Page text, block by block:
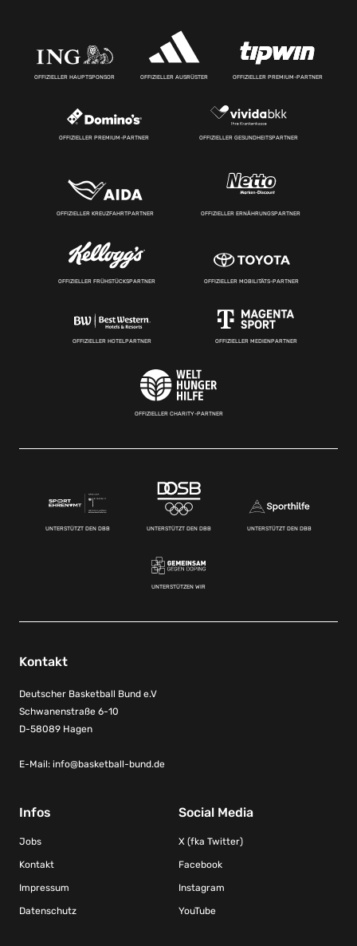
OFFIZIELLER HAUPTSPONSOR OFFIZIELLER AUSRÜSTER OFFIZIELLER PREMIUM-PARTNER
OFFIZIELLER PREMIUM-PARTNER OFFIZIELLER GESUNDHEITSPARTNER
OFFIZIELLER KREUZFAHRTPARTNER OFFIZIELLER ERNÄHRUNGSPARTNER
OFFIZIELLER FRÜHSTÜCKSPARTNER OFFIZIELLER MOBILITÄTS-PARTNER
OFFIZIELLER HOTELPARTNER OFFIZIELLER MEDIENPARTNER
OFFIZIELLER CHARITY-PARTNER
UNTERSTÜTZT DEN DBB UNTERSTÜTZT DEN DBB UNTERSTÜTZT DEN DBB
UNTERSTÜTZEN WIR
Kontakt
Deutscher Basketball Bund e.V
Schwanenstraße 6-10
D-58089 Hagen
E-Mail: info@basketball-bund.de
Infos
Jobs
Kontakt
Impressum
Datenschutz
Social Media
X (fka Twitter)
Facebook
Instagram
YouTube